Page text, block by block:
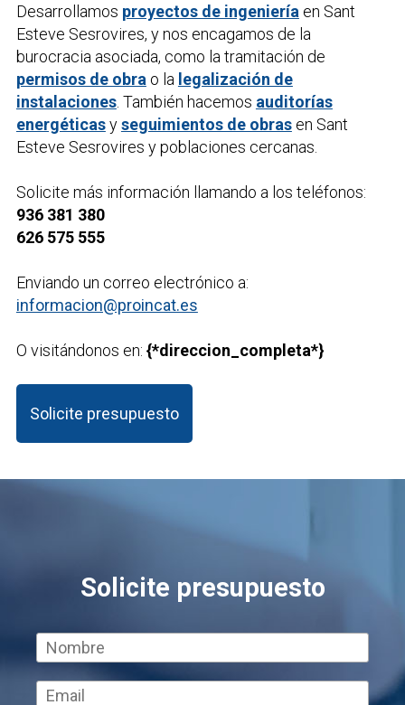
Desarrollamos proyectos de ingeniería en Sant
Esteve Sesrovires, y nos encagamos de la
burocracia asociada, como la tramitación de
permisos de obra o la legalización de
instalaciones. También hacemos auditorías
energéticasyseguimientos de obrasen Sant
Esteve Sesrovires y poblaciones cercanas.
Solicite más información llamando a los teléfonos:
936 381 380
626 575 555
Enviando un correo electrónico a:
informacion@proincat.es
O visitándonos en: {*direccion_completa*}
Solicite presupuesto
Solicite presupuesto